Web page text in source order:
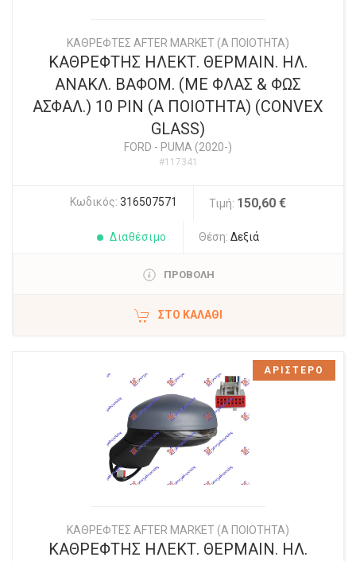
ΚΑΘΡΕΦΤΕΣ AFTER MARKET (Α ΠΟΙΟΤΗΤΑ)
ΚΑΘΡΕΦΤΗΣ ΗΛΕΚΤ. ΘΕΡΜΑΙΝ. ΗΛ.
ΑΝΑΚΛ. ΒΑΦΟΜ. (ΜΕ ΦΛΑΣ & ΦΩΣ
ΑΣΦΑΛ.) 10 PIN (Α ΠΟΙΟΤΗΤΑ) (CONVEX
GLASS)
FORD - PUMA (2020-)
#117341
Κωδικός: 316507571 Τιμή: 150,60 €
Διαθέσιμο Θέση: Δεξιά
ΠΡΟΒΟΛΗ
ΣΤΟ ΚΑΛΆΘΙ
ΚΑΘΡΕΦΤΕΣ AFTER MARKET (Α ΠΟΙΟΤΗΤΑ)
ΚΑΘΡΕΦΤΗΣ ΗΛΕΚΤ. ΘΕΡΜΑΙΝ. ΗΛ.
ΑΡΙΣΤΕΡΟ